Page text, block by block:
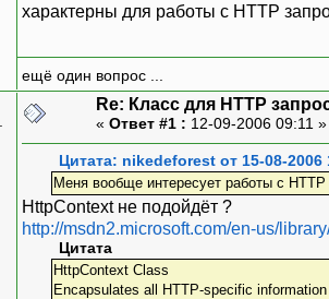
характерны для работы с HTTP
ещё один вопрос ...
Re: Класс для HTTP
« Ответ #1 : 12-09-2006 09:11
Цитата: nikedeforest от 15-08-2006
Меня вообще интересует работы с HTTP
HttpContext не подойдёт ?
http://msdn2.microsoft.com/en-us/
Цитата
HttpContext Class
Encapsulates all HTTP-specific